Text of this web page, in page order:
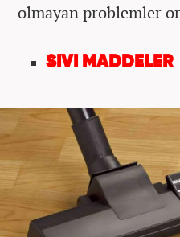
olmayan problemler
SIVI MADDELER